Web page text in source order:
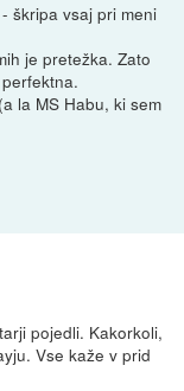
škripa vsaj pri meni
je pretežka. Zato
la MS Habu, ki sem
pojedli. Kakorkoli,
Vse kaže v prid